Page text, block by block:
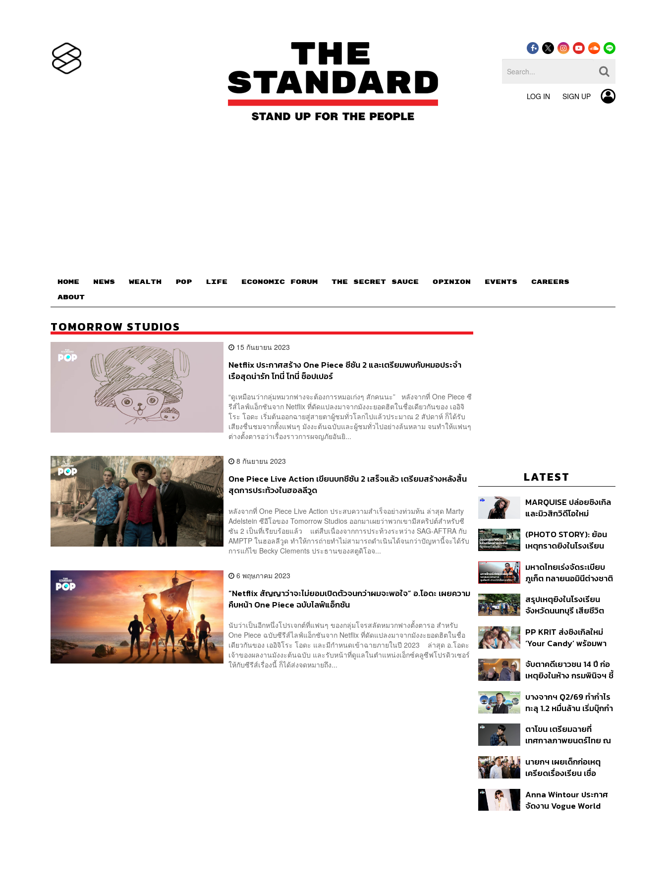
LOG IN SIGN UP
HOME NEWS WEALTH POP LIFE ECONOMIC FORUM THE SECRET SAUCE​ OPINION EVENTS CAREERS
ABOUT
TOMORROW STUDIOS
15 กันยายน 2023
Netflix ประกาศสร้าง One Piece ซีซัน 2 และเตรียมพบกับหมอประจำ
เรือสุดน่ารัก โทนี่ โทนี่ ช็อปเปอร์
“ดูเหมือนว่ากลุ่มหมวกฟางจะต้องการหมอเก่งๆ สักคนนะ” หลังจากที่ One Piece ซี
รีส์ไลฟ์แอ็กชันจาก Netflix ที่ดัดแปลงมาจากมังงะยอดฮิตในชื่อเดียวกันของ เออิจิ
โระ โอดะ เริ่มต้นออกฉายสู่สายตาผู้ชมทั่วโลกไปแล้วประมาณ 2 สัปดาห์ ก็ได้รับ
เสียงชื่นชมจากทั้งแฟนๆ มังงะต้นฉบับและผู้ชมทั่วไปอย่างล้นหลาม จนทำให้แฟนๆ
ต่างตั้งตารอว่าเรื่องราวการผจญภัยอันยิ...
8 กันยายน 2023
One Piece Live Action เขียนบทซีซัน 2 เสร็จแล้ว เตรียมสร้างหลังสิ้น
สุดการประท้วงในฮอลลีวูด
หลังจากที่ One Piece Live Action ประสบความสำเร็จอย่างท่วมท้น ล่าสุด Marty
Adelstein ซีอีโอของ Tomorrow Studios ออกมาเผยว่าพวกเขามีสคริปต์สำหรับซี
ซัน 2 เป็นที่เรียบร้อยแล้ว แต่สืบเนื่องจากการประท้วงระหว่าง SAG-AFTRA กับ
AMPTP ในฮอลลีวูด ทำให้การถ่ายทำไม่สามารถดำเนินได้จนกว่าปัญหานี้จะได้รับ
การแก้ไข Becky Clements ประธานของสตูดิโอจ...
6 พฤษภาคม 2023
“Netflix สัญญาว่าจะไม่ยอมเปิดตัวจนกว่าผมจะพอใจ” อ.โอดะ เผยความ
คืบหน้า One Piece ฉบับไลฟ์แอ็กชัน
นับว่าเป็นอีกหนึ่งโปรเจกต์ที่แฟนๆ ของกลุ่มโจรสลัดหมวกฟางตั้งตารอ สำหรับ
One Piece ฉบับซีรีส์ไลฟ์แอ็กชันจาก Netflix ที่ดัดแปลงมาจากมังงะยอดฮิตในชื่อ
เดียวกันของ เออิจิโระ โอดะ และมีกำหนดเข้าฉายภายในปี 2023 ล่าสุด อ.โอดะ
เจ้าของผลงานมังงะต้นฉบับ และรับหน้าที่ดูแลในตำแหน่งเอ็กซ์คลูซีฟโปรดิวเซอร์
ให้กับซีรีส์เรื่องนี้ ก็ได้ส่งจดหมายถึง...
LATEST
MARQUISE ปล่อยซิงเกิล
และมิวสิกวิดีโอใหม่
สัมพันธ์สุด Toxic
(PHOTO STORY): ย้อน
เหตุกราดยิงในโรงเรียน
นักเรียน
มหาดไทยเร่งจัดระเบียบ
ภูเก็ต ทลายนอมินีต่างชาติ
ที่ดิน เคลียร์ใบอนุญาต
โรงแรมค้าง 7 ปี
สรุปเหตุยิงในโรงเรียน
จังหวัดนนทบุรี เสียชีวิต
ปมค้นประวัติคดีกราดยิงที่
สหรัฐฯ
PP KRIT ส่งซิงเกิลใหม่
‘Your Candy’ พร้อมพา
สิกวิดีโอ
จับตาคดีเยาวชน 14 ปี ก่อ
เหตุยิงในห้าง กรมพินิจฯ ชี้
เนื่อง ประเมินปล่อยตัว
บางจากฯ Q2/69 ทำกำไร
ทะลุ 1.2 หมื่นล้าน เริ่มบุ๊กกำ
แรก หนุนรายได้ครึ่งปีทะลุ
3.2 แสนล้าน
ตาโขน เตรียมฉายที่
เทศกาลภาพยนตร์ไทย ณ
นายกฯ เผยเด็กก่อเหตุ
เครียดเรื่องเรียน เชื่อ
กระสุนอีกกว่า 30 นัด หาก
ไม่จบชีวิตตัวเองอาจสูญ
Anna Wintour ประกาศ
จัดงาน Vogue World